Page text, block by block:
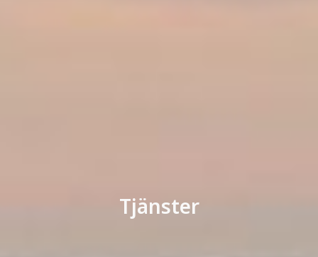
Tjänster